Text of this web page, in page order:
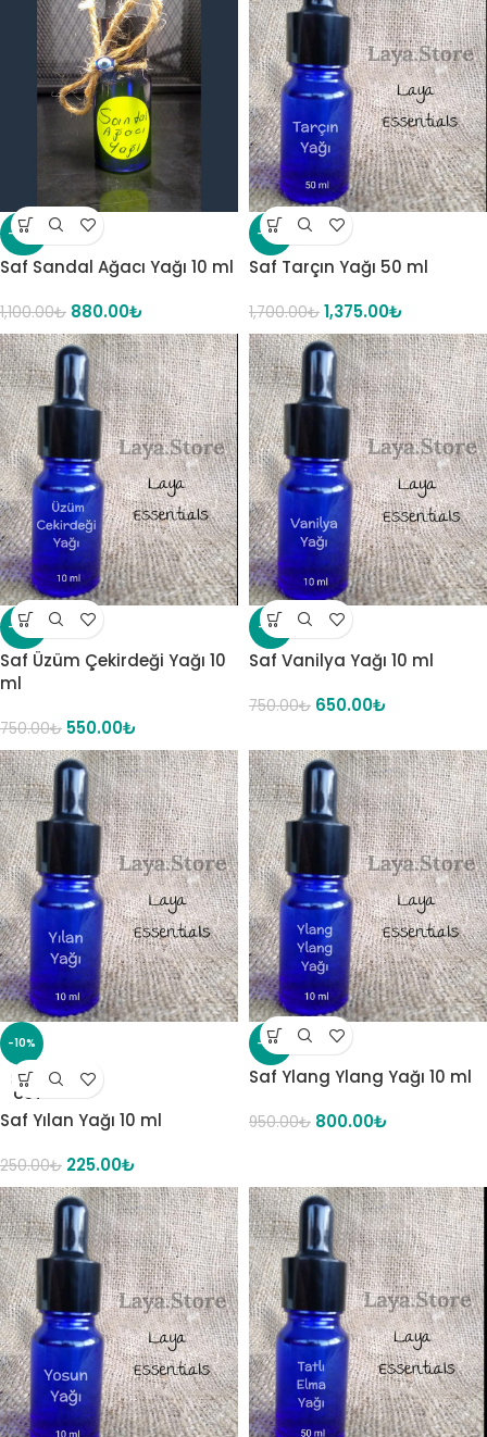
-20%
Saf Sandal Ağacı Yağı 10 ml
1,100.00₺ 880.00₺
-19%
Saf Tarçın Yağı 50 ml
1,700.00₺ 1,375.00₺
-27%
Saf Üzüm Çekirdeği Yağı 10
ml
750.00₺ 550.00₺
-13%
Saf Vanilya Yağı 10 ml
750.00₺ 650.00₺
-10%
SOLD
OUT
Saf Yılan Yağı 10 ml
250.00₺ 225.00₺
-16%
Saf Ylang Ylang Yağı 10 ml
950.00₺ 800.00₺